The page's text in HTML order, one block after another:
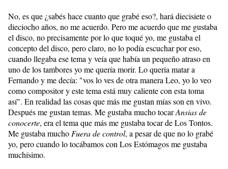
No, es que ¿sabés hace cuanto que grabé eso?, hará diecisiete o
dieciocho años, no me acuerdo. Pero me acuerdo que me gustaba
el disco, no precisamente por lo que toqué yo, me gustaba el
concepto del disco, pero claro, no lo podía escuchar por eso,
cuando llegaba ese tema y veía que había un pequeño atraso en
uno de los tambores yo me quería morir. Lo quería matar a
Fernando y me decía: "vos lo ves de otra manera Leo, yo lo veo
como compositor y este tema está muy caliente con esta toma
así". En realidad las cosas que más me gustan mías son en vivo.
Después me gustan temas. Me gustaba mucho tocarAnsias de
conocerte, era el tema que más me gustaba tocar de Los Tontos.
Me gustaba muchoFuera de control, a pesar de que no lo grabé
yo, pero cuando lo tocábamos con Los Estómagos me gustaba
muchísimo.